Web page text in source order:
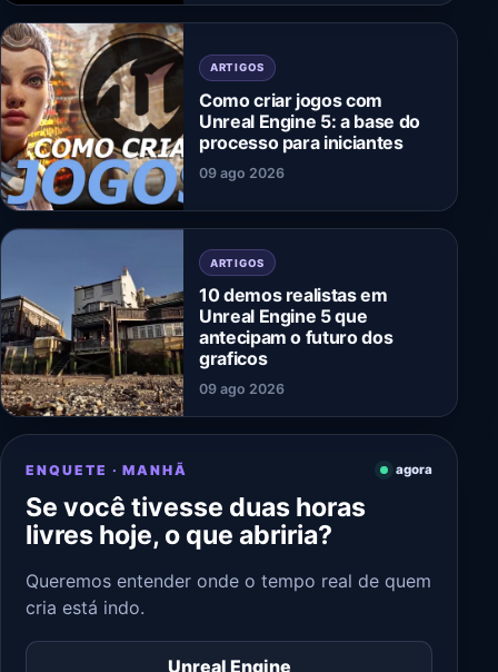
ARTIGOS
Como criar jogos com
Unreal Engine 5: a base do
processo para iniciantes
09 ago 2026
ARTIGOS
10 demos realistas em
Unreal Engine 5 que
antecipam o futuro dos
graficos
09 ago 2026
ENQUETE · MANHÃ agora
Se você tivesse duas horas
livres hoje, o que abriria?
Queremos entender onde o tempo real de quem
cria está indo.
Unreal Engine